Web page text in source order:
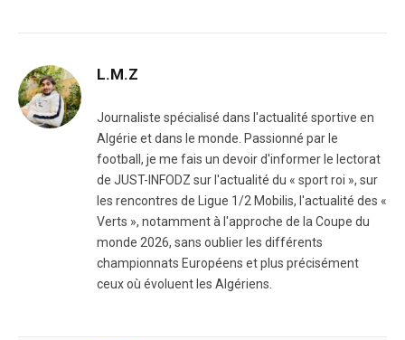
L.M.Z
Journaliste spécialisé dans l'actualité sportive en
Algérie et dans le monde. Passionné par le
football, je me fais un devoir d'informer le lectorat
de JUST-INFODZ sur l'actualité du « sport roi », sur
les rencontres de Ligue 1/2 Mobilis, l'actualité des «
Verts », notamment à l'approche de la Coupe du
monde 2026, sans oublier les différents
championnats Européens et plus précisément
ceux où évoluent les Algériens.